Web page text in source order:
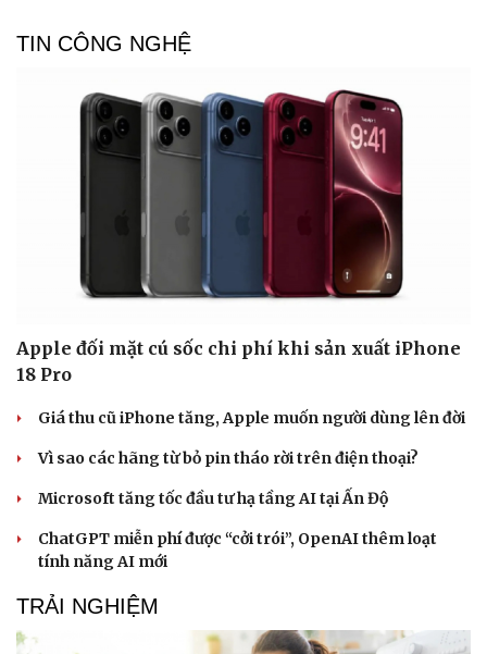
Doanh nghiệp
Doanh nhân
Vì cộng đồng
Trải nghiệm
Chuyển đổi số
TIN CÔNG NGHỆ
Apple đối mặt cú sốc chi phí khi sản xuất iPhone
18 Pro
Giá thu cũ iPhone tăng, Apple muốn người dùng lên đời
Vì sao các hãng từ bỏ pin tháo rời trên điện thoại?
Microsoft tăng tốc đầu tư hạ tầng AI tại Ấn Độ
ChatGPT miễn phí được “cởi trói”, OpenAI thêm loạt
tính năng AI mới
TRẢI NGHIỆM